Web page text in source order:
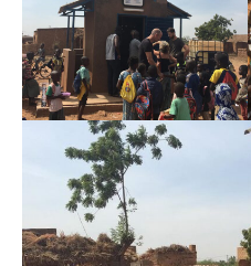
Soutien
Centre d’accueil
Soutien de
FAIRE UN DON
Faire un don
Sociétés partenaires